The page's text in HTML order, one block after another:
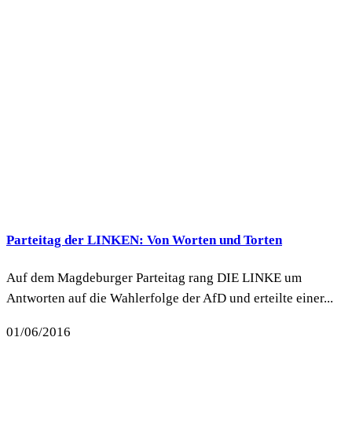
Parteitag der LINKEN: Von Worten und Torten
Auf dem Magdeburger Parteitag rang DIE LINKE um
Antworten auf die Wahlerfolge der AfD und erteilte einer...
01/06/2016